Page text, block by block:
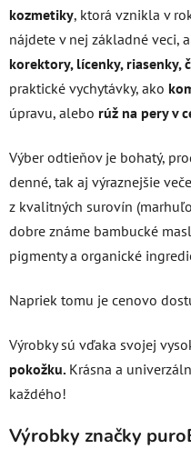
kozmetiky, ktorá vznikla v
nájdete v nej základné veci,
korektory, lícenky, riasenky,
praktické vychytávky, ako
úpravu, alebo rúž na pery v
Výber odtieňov je bohatý,
denné, tak aj výraznejšie
z kvalitných surovín
dobre známe bambucké
pigmenty a organické
Napriek tomu je cenovo
Výrobky sú vďaka svojej
pokožku. Krásna a
každého!
Výrobky značky